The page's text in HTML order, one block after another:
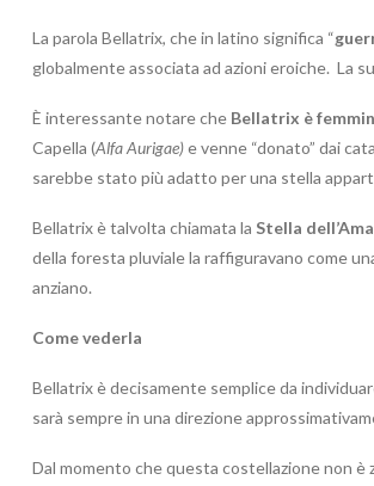
La parola Bellatrix, che in latino significa “
globalmente associata ad azioni eroiche. La
È interessante notare che Bellatrix è
Capella (Alfa Aurigae)e venne “donato” dai
sarebbe stato più adatto per una stella
Bellatrix è talvolta chiamata la Stella
della foresta pluviale la raffiguravano come
anziano.
Come vederla
Bellatrix è decisamente semplice da
sarà sempre in una direzione
Dal momento che questa costellazione non è